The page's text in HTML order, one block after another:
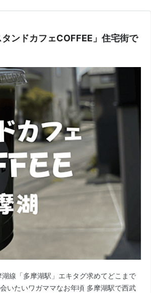
ンドカフェCOFFEE」住宅街で
線「多摩湖駅」エキタグ求めてどこまで
いたいワガママなお年頃 多摩湖駅で西武